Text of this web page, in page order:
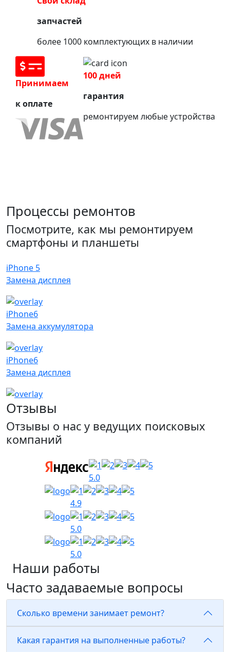
запчастей
более 1000 комплектующих в наличии
Принимаем
к оплате
100 дней
гарантия
ремонтируем любые устройства
Процессы ремонтов
Посмотрите, как мы ремонтируем
смартфоны и планшеты
iPhone 5
Замена дисплея
iPhone6
Замена аккумулятора
iPhone6
Замена дисплея
Отзывы
Отзывы о нас у ведущих поисковых
компаний
5.0
4.9
5.0
5.0
Наши работы
Часто задаваемые вопросы
Сколько времени занимает ремонт?
Какая гарантия на выполненные работы?